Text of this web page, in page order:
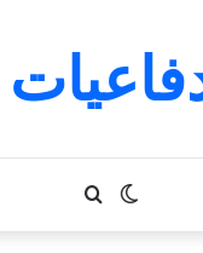
بحثالوضع